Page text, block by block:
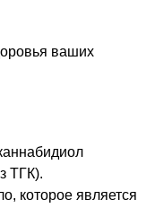
ваших
ТГК).
которое является